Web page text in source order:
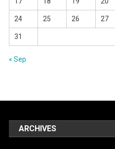
24 25 26 27
31
« Sep
ARCHIVES